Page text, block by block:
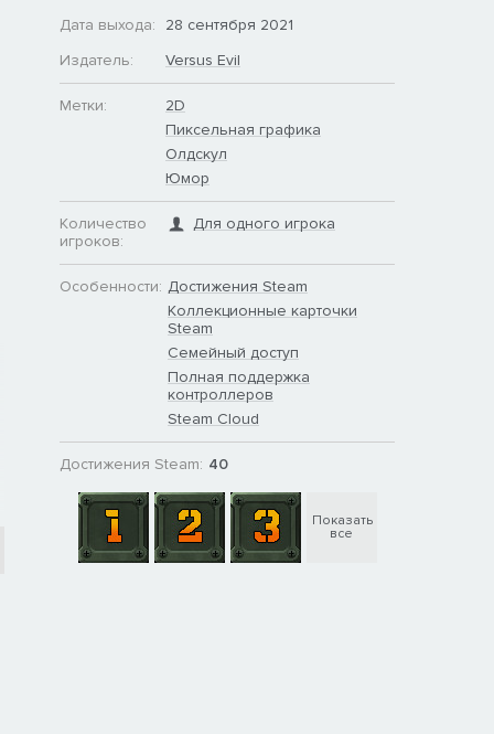
Дата выхода:
28 сентября 2021
Издатель:
Versus Evil
Метки:
2D
Пиксельная графика
Олдскул
Юмор
Количество
игроков:
Для одного игрока
Особенности: Достижения Steam
Коллекционные карточки
Steam
Семейный доступ
Полная поддержка
контроллеров
Steam Cloud
Достижения Steam: 40
Показать
все